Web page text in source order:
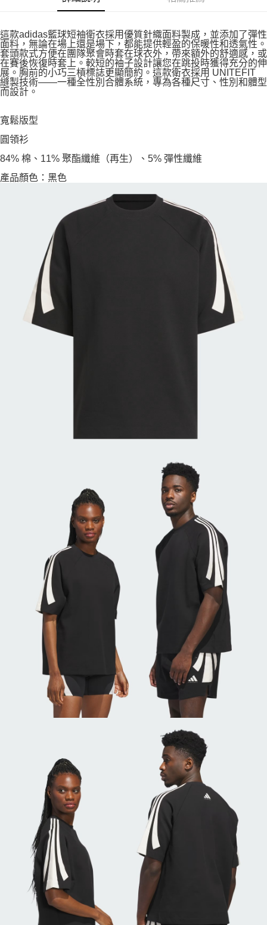
這款adidas籃球短袖衛衣採用優質針織面料製成，並添加了彈性
面料，無論在場上還是場下，都能提供輕盈的保暖性和透氣性。
套頭款式方便在團隊聚會時套在球衣外，帶來額外的舒適感，或
在賽後恢復時套上。較短的袖子設計讓您在跳投時獲得充分的伸
展。胸前的小巧三槓標誌更顯簡約。這款衛衣採用 UNITEFIT
縫製技術——一種全性別合體系統，專為各種尺寸、性別和體型
而設計。
寬鬆版型
圓領衫
84% 棉、11% 聚酯纖維（再生）、5% 彈性纖維
產品顏色：黑色